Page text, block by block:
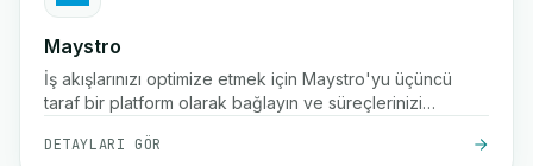
Maystro
İş akışlarınızı optimize etmek için Maystro'yu üçüncü
taraf bir platform olarak bağlayın ve süreçlerinizi
DETAYLARI GÖR